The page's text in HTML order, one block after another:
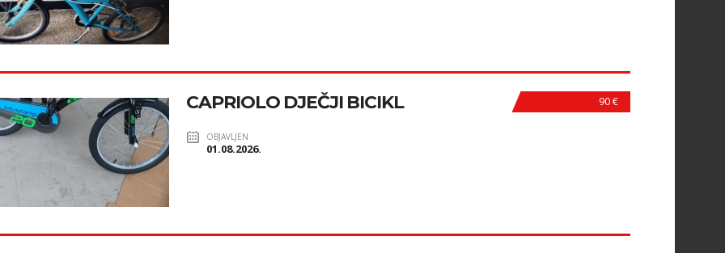
90 €
CAPRIOLO DJEČJI BICIKL
OBJAVLJEN
01.08.2026.